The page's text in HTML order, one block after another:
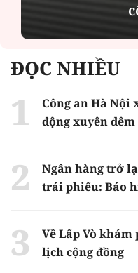
quảng cáo
ĐỌC NHIỀU
Công an Hà Nội
động xuyên đêm
Ngân hàng trở
trái phiếu: Báo
Về Lấp Vò
lịch cộng đồng